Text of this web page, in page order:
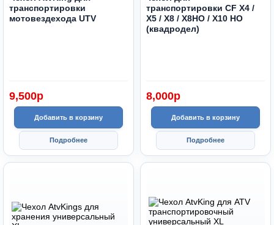
транспортировки
мотовездехода UTV
Добавить в корзину
9,500p
Подробнее
транспортировки CF X4 /
X5 / X8 / X8HO / X10 HO
(квадродел)
Добавить в корзину
8,000p
Подробнее